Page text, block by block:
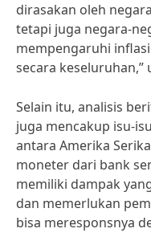
dirasakan oleh
tetapi juga negara-
mempengaruhi
secara keseluruhan,”
Selain itu, analisis
juga mencakup isu-
antara Amerika
moneter dari bank
memiliki dampak
dan memerlukan
bisa meresponsnya